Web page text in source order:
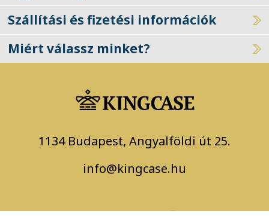
Szállítási és fizetési információk
Miért válassz minket?
1134 Budapest, Angyalföldi út 25.
info@kingcase.hu